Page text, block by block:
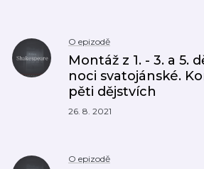
O epizodě
Montáž z 1. - 3. a 5.
noci svatojánské.
pěti dějstvích
26. 8. 2021
O epizodě